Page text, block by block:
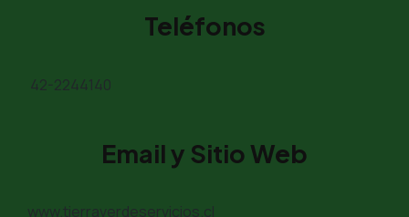
Teléfonos
42-2244140
Email y Sitio Web
www.tierraverdeservicios.cl